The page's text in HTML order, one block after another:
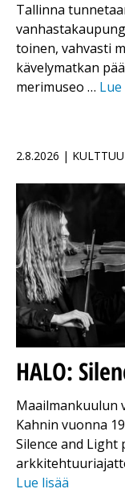
Tallinna
toinen, vahvasti
kävelymatkan
merimuseo … Lue
2.8.2026 |
HALO:
Maailmankuulun
Kahnin vuonna
Silence and Light
Lue lisää